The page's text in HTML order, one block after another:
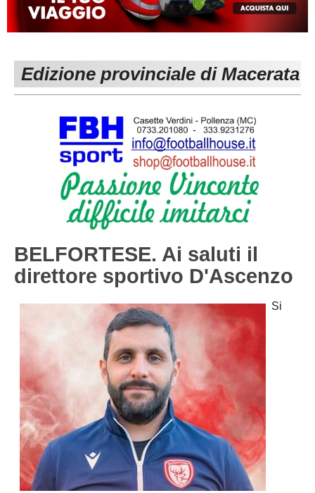
MACERATA
Carica la tua Rosa
ECCELLENZA
1^ CATEGORIA
3^ CATEGORIA
GIOVANILI
REGIONALI
Edizione provinciale di Macerata
BELFORTESE. Ai saluti il
direttore sportivo D'Ascenzo
Si